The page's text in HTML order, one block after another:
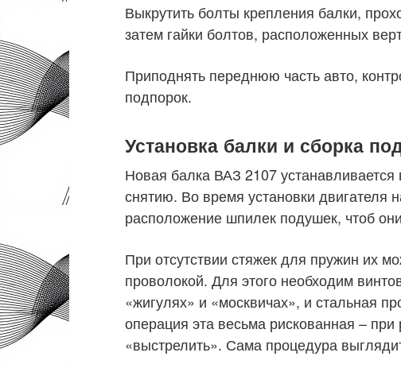
Выкрутить болты крепления балки,
затем гайки болтов, расположенных
Приподнять переднюю часть авто,
подпорок.
Установка балки и сборка
Новая балка ВАЗ 2107 устанавливается
снятию. Во время установки двигателя
расположение шпилек подушек, чтоб
При отсутствии стяжек для пружин их
проволокой. Для этого необходим
«жигулях» и «москвичах», и стальная
операция эта весьма рискованная –
«выстрелить». Сама процедура